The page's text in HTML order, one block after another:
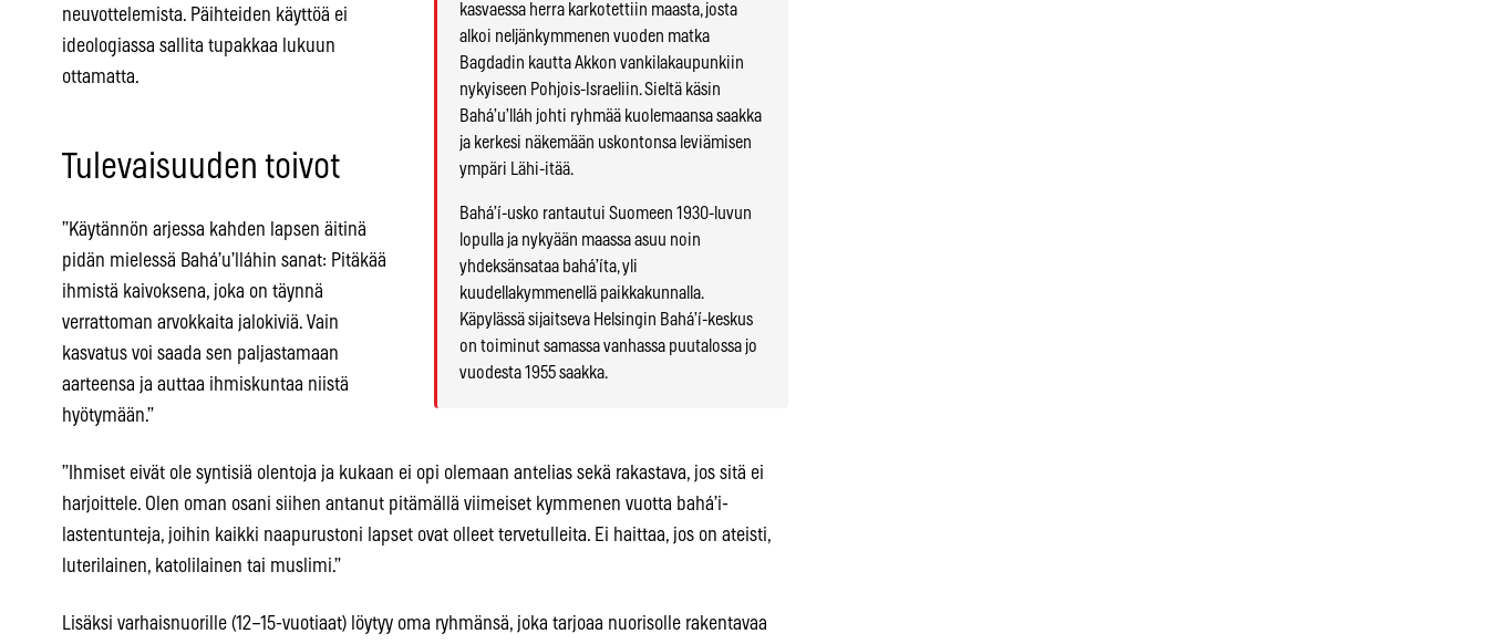
kasvaessa herra karkotettiin maasta, josta
alkoi neljänkymmenen vuoden matka
Bagdadin kautta Akkon vankilakaupunkiin
nykyiseen Pohjois-Israeliin. Sieltä käsin
Bahá’u’lláh johti ryhmää kuolemaansa saakka
ja kerkesi näkemään uskontonsa leviämisen
ympäri Lähi-itää.
Bahá’í-usko rantautui Suomeen 1930-luvun
lopulla ja nykyään maassa asuu noin
yhdeksänsataa bahá’íta, yli
kuudellakymmenellä paikkakunnalla.
Käpylässä sijaitseva Helsingin Bahá’í-keskus
on toiminut samassa vanhassa puutalossa jo
vuodesta 1955 saakka.
neuvottelemista. Päihteiden käyttöä ei
ideologiassa sallita tupakkaa lukuun
ottamatta.
Tulevaisuuden toivot
”Käytännön arjessa kahden lapsen äitinä
pidän mielessä Bahá’u’lláhin sanat: Pitäkää
ihmistä kaivoksena, joka on täynnä
verrattoman arvokkaita jalokiviä. Vain
kasvatus voi saada sen paljastamaan
aarteensa ja auttaa ihmiskuntaa niistä
hyötymään.”
”Ihmiset eivät ole syntisiä olentoja ja kukaan ei opi olemaan antelias sekä rakastava, jos sitä ei
harjoittele. Olen oman osani siihen antanut pitämällä viimeiset kymmenen vuotta bahá’i-
lastentunteja, joihin kaikki naapurustoni lapset ovat olleet tervetulleita. Ei haittaa, jos on ateisti,
luterilainen, katolilainen tai muslimi.”
Lisäksi varhaisnuorille (12–15-vuotiaat) löytyy oma ryhmänsä, joka tarjoaa nuorisolle rakentavaa